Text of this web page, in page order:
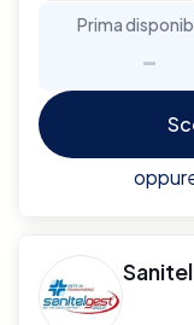
Prima
-